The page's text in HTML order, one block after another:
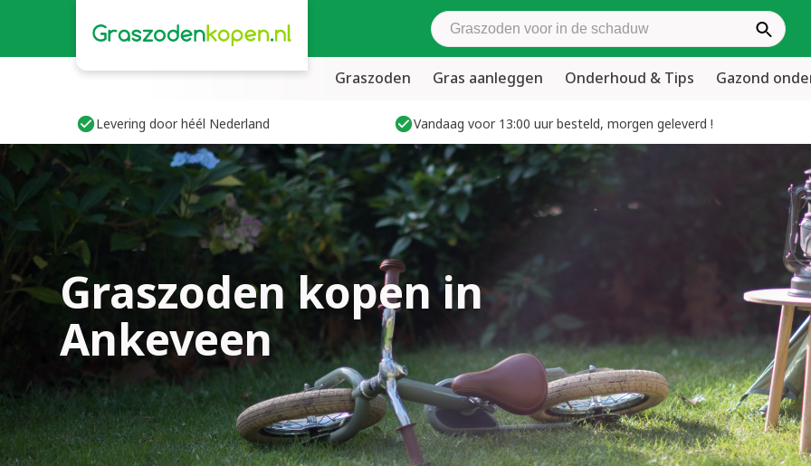
Zoek graszoden
Graszoden Gras aanleggen Onderhoud & Tips Gazond
Levering door héél Nederland Vandaag voor 13:00 uur besteld, morgen geleverd !
Graszoden kopen in
Ankeveen